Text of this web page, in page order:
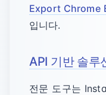
Export Chrome
입니다.
API 기반 솔루
전문 도구는